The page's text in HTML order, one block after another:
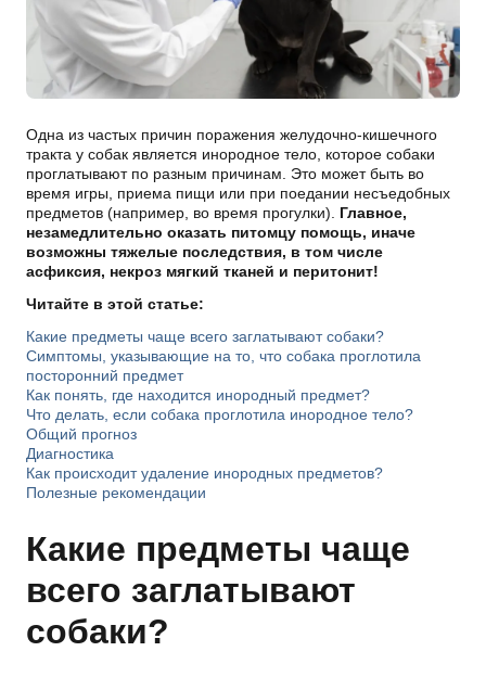
Одна из частых причин поражения желудочно-кишечного
тракта у собак является инородное тело, которое собаки
проглатывают по разным причинам. Это может быть во
время игры, приема пищи или при поедании несъедобных
предметов (например, во время прогулки). Главное,
незамедлительно оказать питомцу помощь, иначе
возможны тяжелые последствия, в том числе
асфиксия, некроз мягкий тканей и перитонит!
Читайте в этой статье:
Какие предметы чаще всего заглатывают собаки?
Симптомы, указывающие на то, что собака проглотила
посторонний предмет
Как понять, где находится инородный предмет?
Что делать, если собака проглотила инородное тело?
Общий прогноз
Диагностика
Как происходит удаление инородных предметов?
Полезные рекомендации
Какие предметы чаще
всего заглатывают
собаки?